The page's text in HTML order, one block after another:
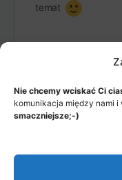
Nie chcemy wciskać Ci
komunikacja między nami
smaczniejsze;-)
temat